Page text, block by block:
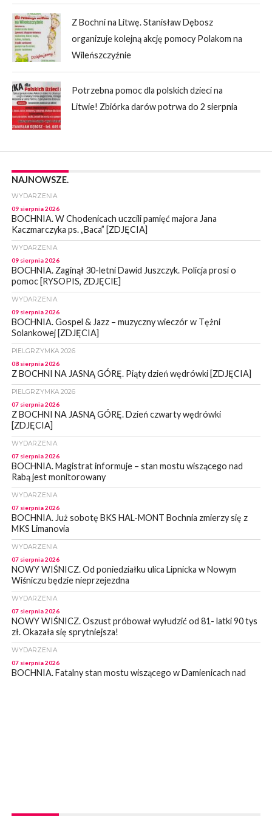
Z Bochni na Litwę. Stanisław Dębosz
organizuje kolejną akcję pomocy Polakom na
Wileńszczyźnie
Potrzebna pomoc dla polskich dzieci na
Litwie! Zbiórka darów potrwa do 2 sierpnia
NAJNOWSZE.
WYDARZENIA
09 sierpnia 2026
BOCHNIA. W Chodenicach uczcili pamięć majora Jana
Kaczmarczyka ps. „Baca” [ZDJĘCIA]
WYDARZENIA
09 sierpnia 2026
BOCHNIA. Zaginął 30-letni Dawid Juszczyk. Policja prosi o
pomoc [RYSOPIS, ZDJĘCIE]
WYDARZENIA
09 sierpnia 2026
BOCHNIA. Gospel & Jazz – muzyczny wieczór w Tężni
Solankowej [ZDJĘCIA]
PIELGRZYMKA 2026
08 sierpnia 2026
Z BOCHNI NA JASNĄ GÓRĘ. Piąty dzień wędrówki [ZDJĘCIA]
PIELGRZYMKA 2026
07 sierpnia 2026
Z BOCHNI NA JASNĄ GÓRĘ. Dzień czwarty wędrówki
[ZDJĘCIA]
WYDARZENIA
07 sierpnia 2026
BOCHNIA. Magistrat informuje – stan mostu wiszącego nad
Rabą jest monitorowany
WYDARZENIA
07 sierpnia 2026
BOCHNIA. Już sobotę BKS HAL-MONT Bochnia zmierzy się z
MKS Limanovia
WYDARZENIA
07 sierpnia 2026
NOWY WIŚNICZ. Od poniedziałku ulica Lipnicka w Nowym
Wiśniczu będzie nieprzejezdna
WYDARZENIA
07 sierpnia 2026
NOWY WIŚNICZ. Oszust próbował wyłudzić od 81- latki 90 tys
zł. Okazała się sprytniejsza!
WYDARZENIA
07 sierpnia 2026
BOCHNIA. Fatalny stan mostu wiszącego w Damienicach nad